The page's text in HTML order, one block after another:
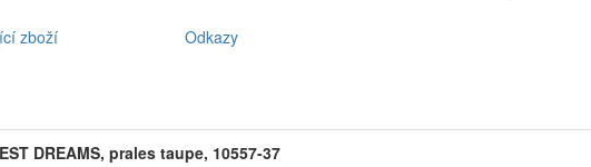
zboží Odkazy
DREAMS, prales taupe, 10557-37